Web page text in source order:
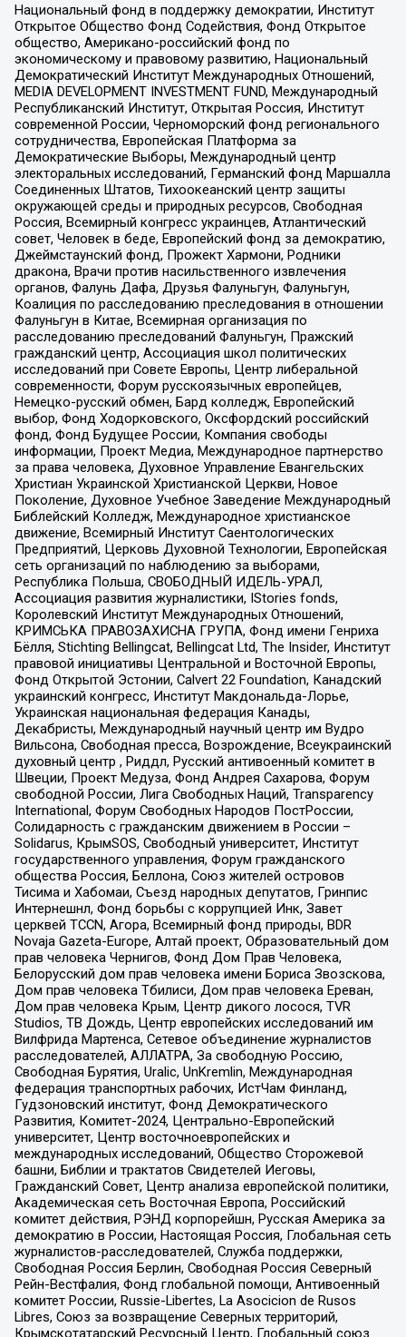
Национальный фонд в поддержку демократии, Институт
Открытое Общество Фонд Содействия, Фонд Открытое
общество, Американо-российский фонд по
экономическому и правовому развитию, Национальный
Демократический Институт Международных Отношений,
MEDIA DEVELOPMENT INVESTMENT FUND, Международный
Республиканский Институт, Открытая Россия, Институт
современной России, Черноморский фонд регионального
сотрудничества, Европейская Платформа за
Демократические Выборы, Международный центр
электоральных исследований, Германский фонд Маршалла
Соединенных Штатов, Тихоокеанский центр защиты
окружающей среды и природных ресурсов, Свободная
Россия, Всемирный конгресс украинцев, Атлантический
совет, Человек в беде, Европейский фонд за демократию,
Джеймстаунский фонд, Прожект Хармони, Родники
дракона, Врачи против насильственного извлечения
органов, Фалунь Дафа, Друзья Фалуньгун, Фалуньгун,
Коалиция по расследованию преследования в отношении
Фалуньгун в Китае, Всемирная организация по
расследованию преследований Фалуньгун, Пражский
гражданский центр, Ассоциация школ политических
исследований при Совете Европы, Центр либеральной
современности, Форум русскоязычных европейцев,
Немецко-русский обмен, Бард колледж, Европейский
выбор, Фонд Ходорковского, Оксфордский российский
фонд, Фонд Будущее России, Компания свободы
информации, Проект Медиа, Международное партнерство
за права человека, Духовное Управление Евангельских
Христиан Украинской Христианской Церкви, Новое
Поколение, Духовное Учебное Заведение Международный
Библейский Колледж, Международное христианское
движение, Всемирный Институт Саентологических
Предприятий, Церковь Духовной Технологии, Европейская
сеть организаций по наблюдению за выборами,
Республика Польша, СВОБОДНЫЙ ИДЕЛЬ-УРАЛ,
Ассоциация развития журналистики, IStories fonds,
Королевский Институт Международных Отношений,
КРИМСЬКА ПРАВОЗАХИСНА ГРУПА, Фонд имени Генриха
Бёлля, Stichting Bellingcat, Bellingcat Ltd, The Insider, Институт
правовой инициативы Центральной и Восточной Европы,
Фонд Открытой Эстонии, Calvert 22 Foundation, Канадский
украинский конгресс, Институт Макдональда-Лорье,
Украинская национальная федерация Канады,
Декабристы, Международный научный центр им Вудро
Вильсона, Свободная пресса, Возрождение, Всеукраинский
духовный центр , Риддл, Русский антивоенный комитет в
Швеции, Проект Медуза, Фонд Андрея Сахарова, Форум
свободной России, Лига Свободных Наций, Transparеncy
International, Форум Свободных Народов ПостРоссии,
Солидарность с гражданским движением в России –
Solidarus, КрымSOS, Свободный университет, Институт
государственного управления, Форум гражданского
общества Россия, Беллона, Союз жителей островов
Тисима и Хабомаи, Съезд народных депутатов, Гринпис
Интернешнл, Фонд борьбы с коррупцией Инк, Завет
церквей TCCN, Агора, Всемирный фонд природы, BDR
Novaja Gazeta-Europe, Алтай проект, Образовательный дом
прав человека Чернигов, Фонд Дом Прав Человека,
Белорусский дом прав человека имени Бориса Звозскова,
Дом прав человека Тбилиси, Дом прав человека Ереван,
Дом прав человека Крым, Центр дикого лосося, TVR
Studios, ТВ Дождь, Центр европейских исследований им
Вилфрида Мартенса, Сетевое объединение журналистов
расследователей, АЛЛАТРА, За свободную Россию,
Свободная Бурятия, Uralic, UnKremlin, Международная
федерация транспортных рабочих, ИстЧам Финланд,
Гудзоновский институт, Фонд Демократического
Развития, Комитет-2024, Центрально-Европейский
университет, Центр восточноевропейских и
международных исследований, Общество Сторожевой
башни, Библии и трактатов Свидетелей Иеговы,
Гражданский Совет, Центр анализа европейской политики,
Академическая сеть Восточная Европа, Российский
комитет действия, РЭНД корпорейшн, Русская Америка за
демократию в России, Настоящая Россия, Глобальная сеть
журналистов-расследователей, Служба поддержки,
Свободная Россия Берлин, Свободная Россия Северный
Рейн-Вестфалия, Фонд глобальной помощи, Антивоенный
комитет России, Russie-Libertes, La Asocicion de Rusos
Libres, Союз за возвращение Северных территорий,
Крымскотатарский Ресурсный Центр, Глобальный союз